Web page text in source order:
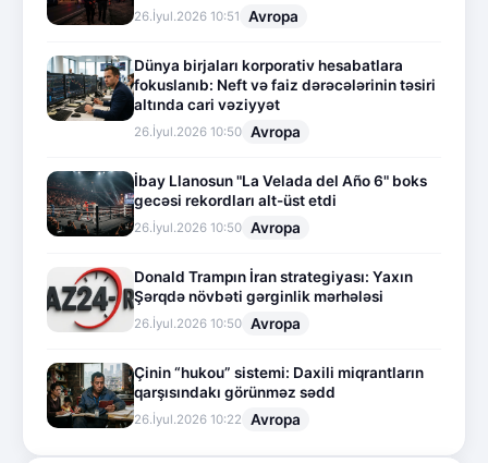
26.İyul.2026 10:51 Avropa
Dünya birjaları korporativ hesabatlara
fokuslanıb: Neft və faiz dərəcələrinin təsiri
altında cari vəziyyət
26.İyul.2026 10:50 Avropa
İbay Llanosun "La Velada del Año 6" boks
gecəsi rekordları alt-üst etdi
26.İyul.2026 10:50 Avropa
Donald Trampın İran strategiyası: Yaxın
Şərqdə növbəti gərginlik mərhələsi
26.İyul.2026 10:50 Avropa
Çinin “hukou” sistemi: Daxili miqrantların
qarşısındakı görünməz sədd
26.İyul.2026 10:22 Avropa